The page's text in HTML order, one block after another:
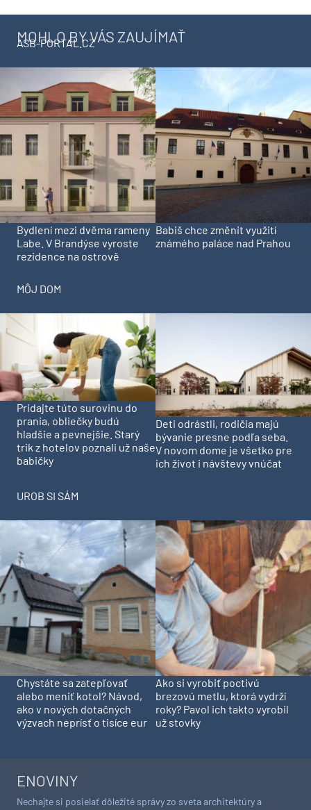
MOHLO BY VÁS ZAUJÍMAŤ
ASB-PORTAL.CZ
Bydlení mezi dvěma rameny
Labe. V Brandýse vyroste
rezidence na ostrově
Babiš chce změnit využití
známého paláce nad Prahou
MÔJ DOM
Pridajte túto surovinu do
prania, obliečky budú
hladšie a pevnejšie. Starý
trik z hotelov poznali už naše
babičky
Deti odrástli, rodičia majú
bývanie presne podľa seba.
V novom dome je všetko pre
ich život i návštevy vnúčat
UROB SI SÁM
Chystáte sa zatepľovať
alebo meniť kotol? Návod,
ako v nových dotačných
výzvach neprísť o tisíce eur
Ako si vyrobiť poctivú
brezovú metlu, ktorá vydrží
roky? Pavol ich takto vyrobil
už stovky
ENOVINY
Nechajte si posielať dôležité správy zo sveta architektúry a